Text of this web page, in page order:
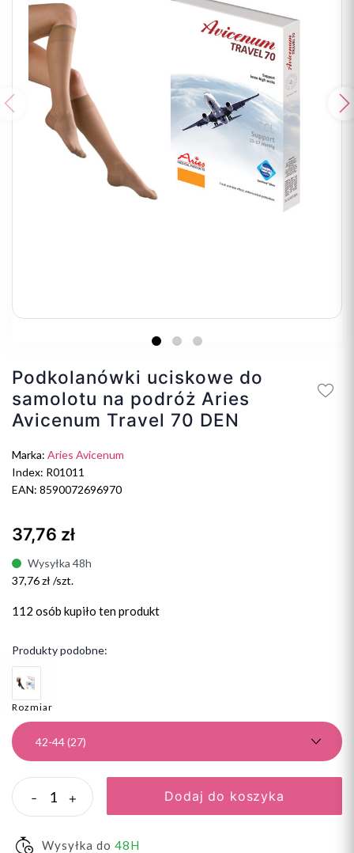
Poprzedni
Podkolanówki uciskowe do
samolotu na podróż Aries
Avicenum Travel 70 DEN
Marka: Aries Avicenum
Index: R01011
EAN: 8590072696970
37,76 zł
Wysyłka 48h
37,76 zł /szt.
112 osób kupiło ten produkt
Produkty podobne:
Rozmiar
- + Dodaj do koszyka
Wysyłka do 48H